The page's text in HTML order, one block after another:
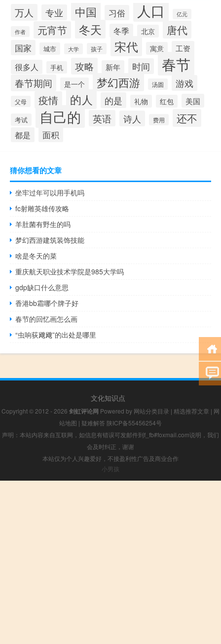
万人 专业 中国 习俗 人口 亿元
作者 元宵节 冬天 冬季 北京 唐代
国家 城市 大学 孩子 宋代 寓意 工资
很多人 手机 攻略 新年 时间 春节
春节期间 是一个 梦幻西游 汤圆 游戏
父母 疫情 的人 的是 礼物 红包 美国
考试 自己的 英语 诗人 费用 还不
都是 面积
猜你想看的文章
坐牢过年可以用手机吗
fc射雕英雄传攻略
羊肚菌有野生的吗
梦幻西游建筑装饰技能
啥是冬天的菜
重庆航天职业技术学院是985大学吗
gdp缺口什么意思
香港bb霜哪个牌子好
春节的回忆画怎么画
“虫响荻飕飕”的出处是哪里
文化知识点
Copyright © 2012 - 2026 剑虹评论网 Powered by 网站分类目录 | 精选推荐文章 | 网
站地图 | 疑难解答 陕ICP备55456254号
声明：本站内容来自互联网，如信息有错误可发邮件到f_fb#foxmail.com说明，我们
会及时纠正，谢谢
本站仅为个人兴趣爱好，不接盈利性广告及商业合作
小男孩